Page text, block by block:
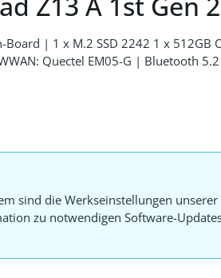
Board | 1 x M.2 SSD 2242 1 x
Quectel EM05-G | Bluetooth
sind die Werkseinstellungen
zu notwendigen Software-